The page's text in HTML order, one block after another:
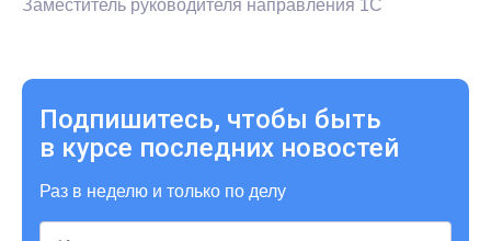
Заместитель руководителя направления 1С
Подпишитесь, чтобы быть
в курсе последних новостей
Раз в неделю и только по делу